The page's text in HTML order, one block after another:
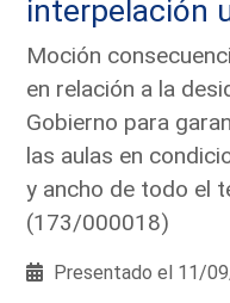
interpelación
Moción
en relación a la
Gobierno para
las aulas en
y ancho de todo el
(173/000018)
Presentado el 11/